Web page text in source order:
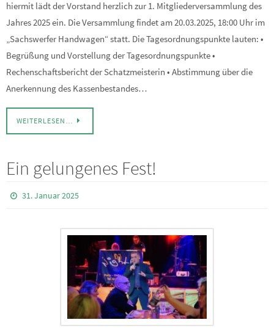
hiermit lädt der Vorstand herzlich zur 1. Mitgliederversammlung des
Jahres 2025 ein. Die Versammlung findet am 20.03.2025, 18:00 Uhr im
„Sachswerfer Handwagen“ statt. Die Tagesordnungspunkte lauten: •
Begrüßung und Vorstellung der Tagesordnungspunkte •
Rechenschaftsbericht der Schatzmeisterin • Abstimmung über die
Anerkennung des Kassenbestandes…
WEITERLESEN…
Ein gelungenes Fest!
31. Januar 2025